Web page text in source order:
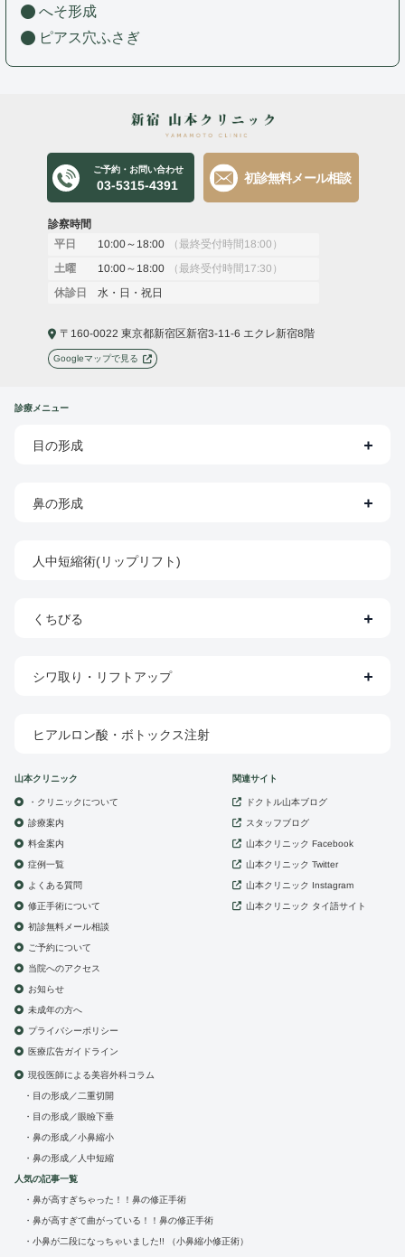
へそ形成
ピアス穴ふさぎ
ご予約・お問い合わせ
03-5315-4391
初診無料メール相談
診察時間
平日 10:00～18:00 （最終受付時間18:00）
土曜 10:00～18:00 （最終受付時間17:30）
休診日 水・日・祝日
〒160-0022 東京都新宿区新宿3-11-6 エクレ新宿8階
Googleマップで見る
診療メニュー
目の形成
鼻の形成
人中短縮術(リップリフト)
くちびる
シワ取り・リフトアップ
ヒアルロン酸・ボトックス注射
山本クリニック
・クリニックについて
診療案内
料金案内
症例一覧
よくある質問
修正手術について
初診無料メール相談
ご予約について
当院へのアクセス
お知らせ
未成年の方へ
プライバシーポリシー
医療広告ガイドライン
現役医師による美容外科コラム
目の形成／二重切開
目の形成／眼瞼下垂
鼻の形成／小鼻縮小
鼻の形成／人中短縮
人気の記事一覧
鼻が高すぎちゃった！！鼻の修正手術
鼻が高すぎて曲がっている！！鼻の修正手術
小鼻が二段になっちゃいました!! （小鼻縮小修正術）
関連サイト
ドクトル山本ブログ
スタッフブログ
山本クリニック Facebook
山本クリニック Twitter
山本クリニック Instagram
山本クリニック タイ語サイト